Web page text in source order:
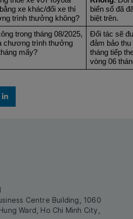
xe khác/đổi xe thì
trình thưởng không?
biển số đã
biệt trên.
trong tháng 08/2025,
chương trình thưởng
mấy?
Đối tác sẽ
đảm bảo thu
tháng tiếp
vòng 06
Centre Building, 1060
Ward, Ho Chi Minh City,